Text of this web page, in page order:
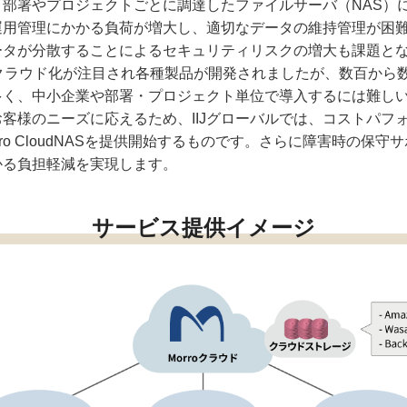
署やプロジェクトごとに調達したファイルサーバ（NAS）
管理にかかる負荷が増大し、適切なデータの維持管理が困
が分散することによるセキュリティリスクの増大も課題と
ウド化が注目され各種製品が開発されましたが、数百から
、中小企業や部署・プロジェクト単位で導入するには難し
様のニーズに応えるため、IIJグローバルでは、コストパフ
CloudNASを提供開始するものです。さらに障害時の保守
負担軽減を実現します。
サービス提供イメージ